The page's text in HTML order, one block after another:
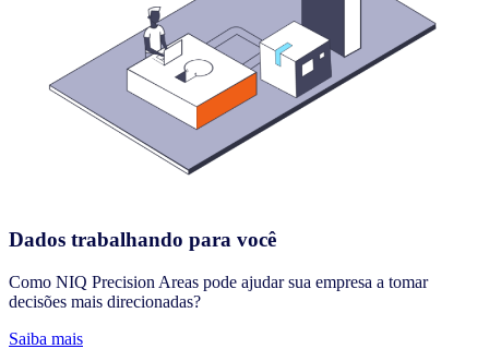
Dados trabalhando para você
Como NIQ Precision Areas pode ajudar sua empresa a tomar
decisões mais direcionadas?
Saiba mais